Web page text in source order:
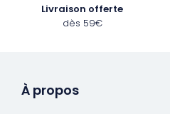
Livraison offerte
dès 59€
À propos